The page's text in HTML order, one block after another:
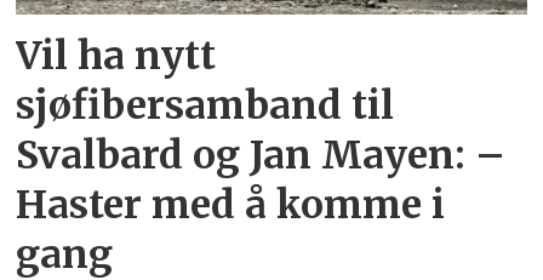
Vil ha nytt
sjøfibersamband til
Svalbard og Jan Mayen: –
Haster med å komme i
gang